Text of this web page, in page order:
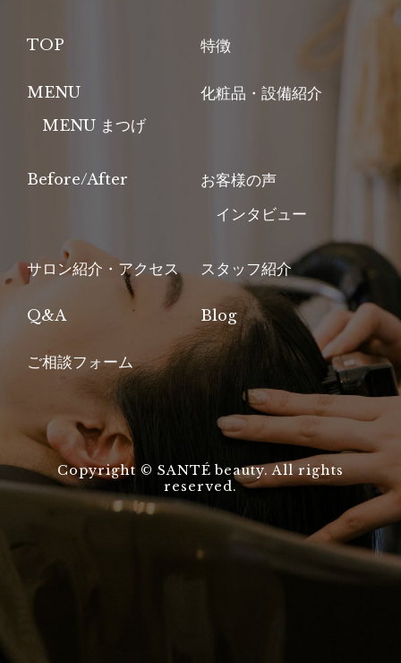
TOP 特徴
MENU
MENU まつげ
化粧品・設備紹介
Before/After
お客様の声
インタビュー
サロン紹介・アクセス スタッフ紹介
Q&A Blog
ご相談フォーム
Copyright © SANTÉ beauty. All rights
reserved.